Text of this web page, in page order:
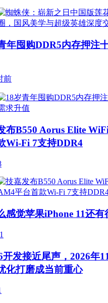
年囤购DDR5内存押注
前
布B550 Aorus Elite
Wi-Fi 7支持DDR4
感觉苹果iPhone 11还有
开发接近尾声，2026年
化打磨成当前重心